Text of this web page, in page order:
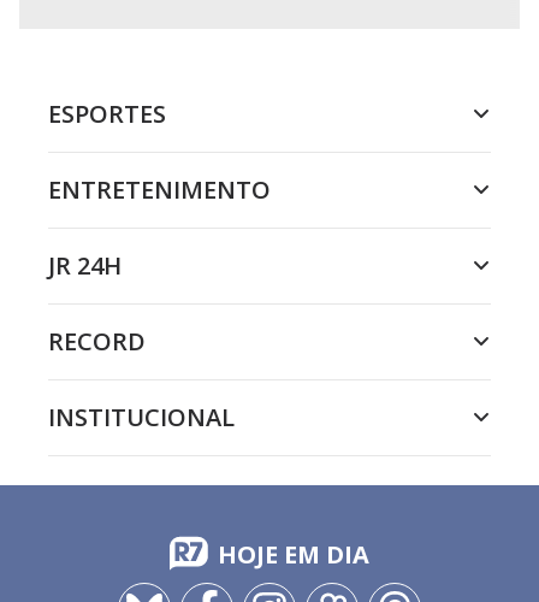
ESPORTES
ENTRETENIMENTO
JR 24H
RECORD
INSTITUCIONAL
HOJE EM DIA